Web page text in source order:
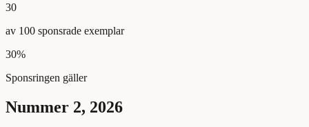
30
av 100 sponsrade exemplar
30%
Sponsringen gäller
Nummer 2, 2026